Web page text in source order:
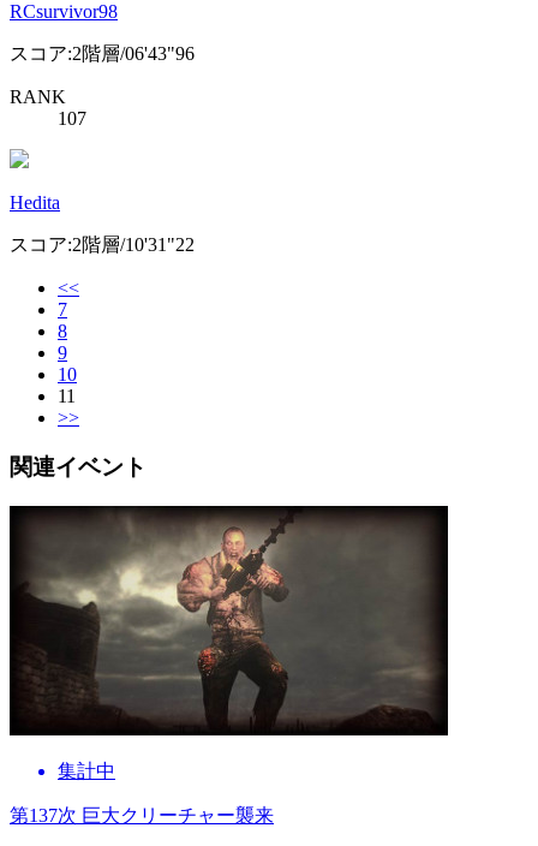
RCsurvivor98
スコア:2階層/06'43"96
RANK
107
Hedita
スコア:2階層/10'31"22
<<
7
8
9
10
11
>>
関連イベント
集計中
第137次 巨大クリーチャー襲来